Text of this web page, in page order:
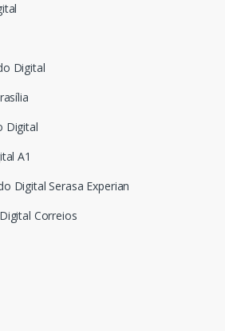
Digital
Digital
A1
Digital Serasa Experian
Correios